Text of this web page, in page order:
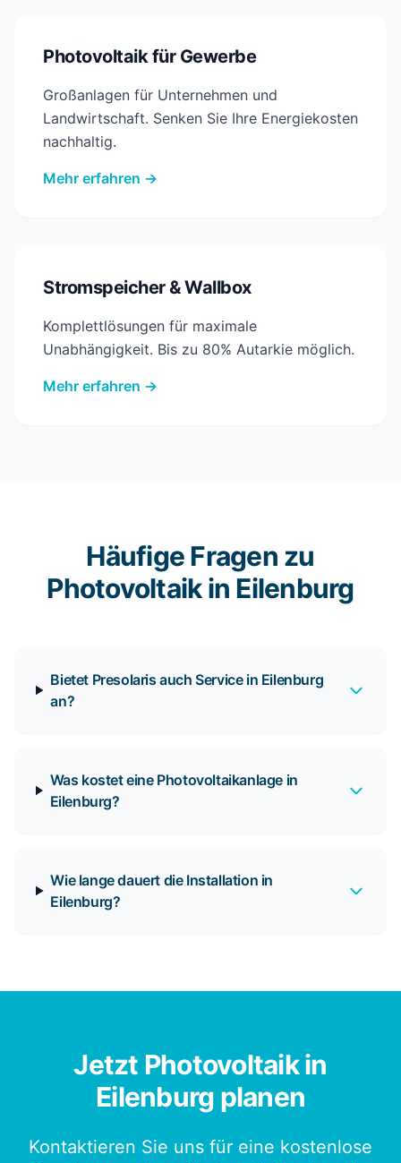
Photovoltaik für Gewerbe
Großanlagen für Unternehmen und
Landwirtschaft. Senken Sie Ihre Energiekosten
nachhaltig.
Mehr erfahren →
Stromspeicher & Wallbox
Komplettlösungen für maximale
Unabhängigkeit. Bis zu 80% Autarkie möglich.
Mehr erfahren →
Häufige Fragen zu
Photovoltaik in Eilenburg
Bietet Presolaris auch Service in Eilenburg
an?
Was kostet eine Photovoltaikanlage in
Eilenburg?
Wie lange dauert die Installation in
Eilenburg?
Jetzt Photovoltaik in
Eilenburg planen
Kontaktieren Sie uns für eine kostenlose